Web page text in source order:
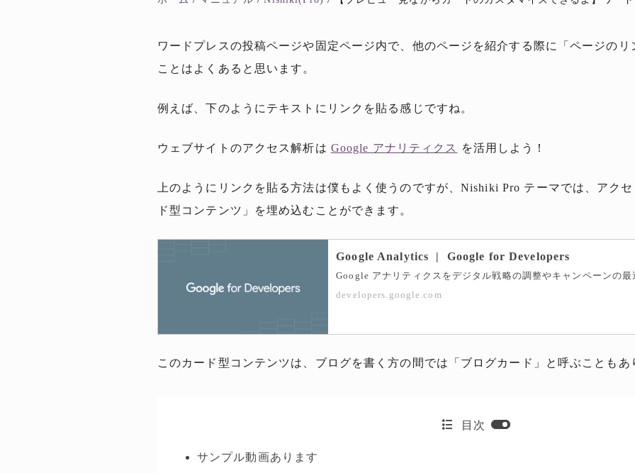
ワードプレスの投稿ページや固定ページ内で、他のページを紹介する際に「ページの
ことはよくあると思います。
例えば、下のようにテキストにリンクを貼る感じですね。
ウェブサイトのアクセス解析は Google アナリティクス を活用しよう！
上のようにリンクを貼る方法は僕もよく使うのですが、Nishiki Pro テーマでは、アク
ド型コンテンツ」を埋め込むことができます。
Google Analytics | Google for Developers
developers.google.com
このカード型コンテンツは、ブログを書く方の間では「ブログカード」と呼ぶこともあ
目次
サンプル動画あります